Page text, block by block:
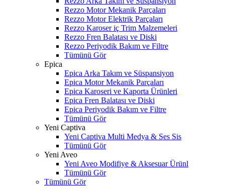
Rezzo Motor Mekanik Parçaları
Rezzo Motor Elektrik Parçaları
Rezzo Karoser iç Trim Malzemeleri
Rezzo Fren Balatası ve Diski
Rezzo Periyodik Bakım ve Filtre
Tümünü Gör
Epica
Epica Arka Takım ve Süspansiyon
Epica Motor Mekanik Parçaları
Epica Karoseri ve Kaporta Ürünleri
Epica Fren Balatası ve Diski
Epica Periyodik Bakım ve Filtre
Tümünü Gör
Yeni Captiva
Yeni Captiva Multi Medya & Ses Sis
Tümünü Gör
Yeni Aveo
Yeni Aveo Modifiye & Aksesuar Ürünl
Tümünü Gör
Tümünü Gör